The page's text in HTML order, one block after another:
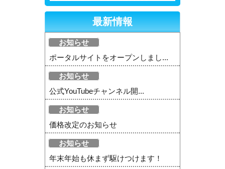
最新情報
お知らせ
ポータルサイトをオープンしまし...
お知らせ
公式YouTubeチャンネル開...
お知らせ
価格改定のお知らせ
お知らせ
年末年始も休まず駆けつけます！